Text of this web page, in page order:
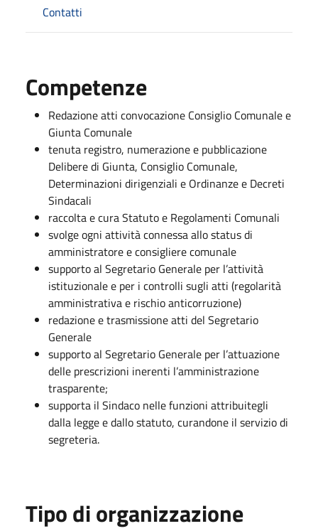
Contatti
Competenze
Redazione atti convocazione Consiglio Comunale e
Giunta Comunale
tenuta registro, numerazione e pubblicazione
Delibere di Giunta, Consiglio Comunale,
Determinazioni dirigenziali e Ordinanze e Decreti
Sindacali
raccolta e cura Statuto e Regolamenti Comunali
svolge ogni attività connessa allo status di
amministratore e consigliere comunale
supporto al Segretario Generale per l’attività
istituzionale e per i controlli sugli atti (regolarità
amministrativa e rischio anticorruzione)
redazione e trasmissione atti del Segretario
Generale
supporto al Segretario Generale per l’attuazione
delle prescrizioni inerenti l’amministrazione
trasparente;
supporta il Sindaco nelle funzioni attribuitegli
dalla legge e dallo statuto, curandone il servizio di
segreteria.
Tipo di organizzazione